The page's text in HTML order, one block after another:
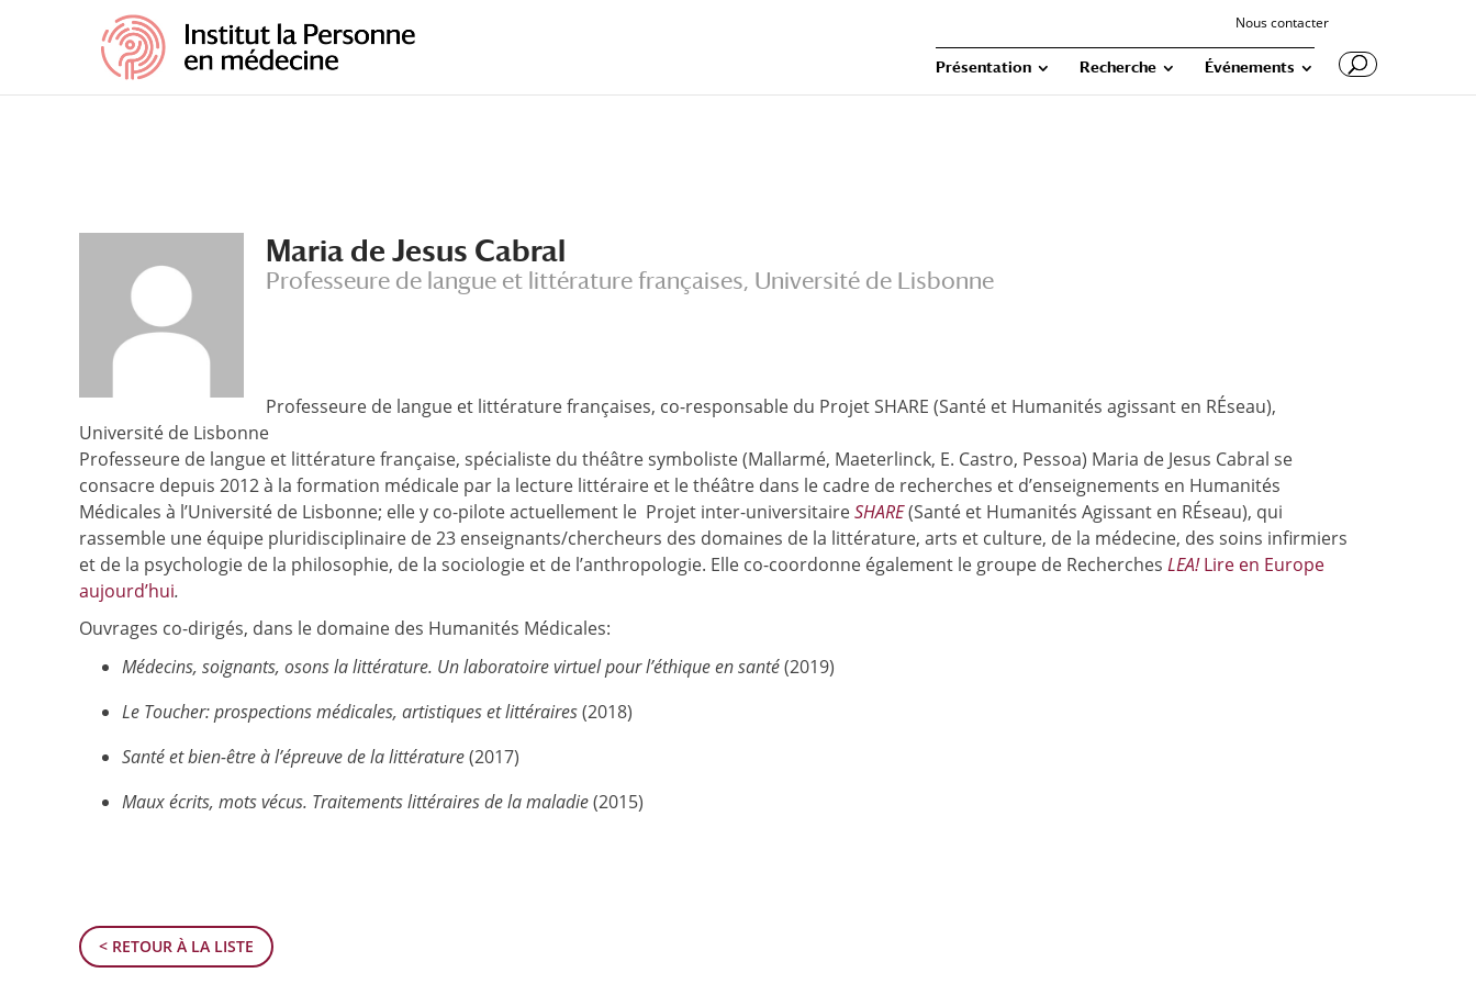
Nous contacter
Présentation Recherche Événements
< RETOUR À LA LISTE
Maria de Jesus Cabral
Professeure de langue et littérature françaises, Université de Lisbonne
Professeure de langue et littérature françaises, co-responsable du Projet SHARE (Santé et Humanités agissant en RÉseau),
Université de Lisbonne
Professeure de langue et littérature française, spécialiste du théâtre symboliste (Mallarmé, Maeterlinck, E. Castro, Pessoa) Maria de Jesus Cabral se
consacre depuis 2012 à la formation médicale par la lecture littéraire et le théâtre dans le cadre de recherches et d’enseignements en Humanités
Médicales à l’Université de Lisbonne; elle y co-pilote actuellement le Projet inter-universitaireSHARE(Santé et Humanités Agissant en RÉseau), qui
rassemble une équipe pluridisciplinaire de 23 enseignants/chercheurs des domaines de la littérature, arts et culture, de la médecine, des soins infirmiers
et de la psychologie de la philosophie, de la sociologie et de l’anthropologie. Elle co-coordonne également le groupe de Recherches LEA! Lire en Europe
aujourd’hui.
Ouvrages co-dirigés, dans le domaine des Humanités Médicales:
Médecins, soignants, osons la littérature. Un laboratoire virtuel pour l’éthique en santé(2019)
Le Toucher: prospections médicales, artistiques et littéraires(2018)
Santé et bien-être à l’épreuve de la littérature(2017)
Maux écrits, mots vécus. Traitements littéraires de la maladie(2015)